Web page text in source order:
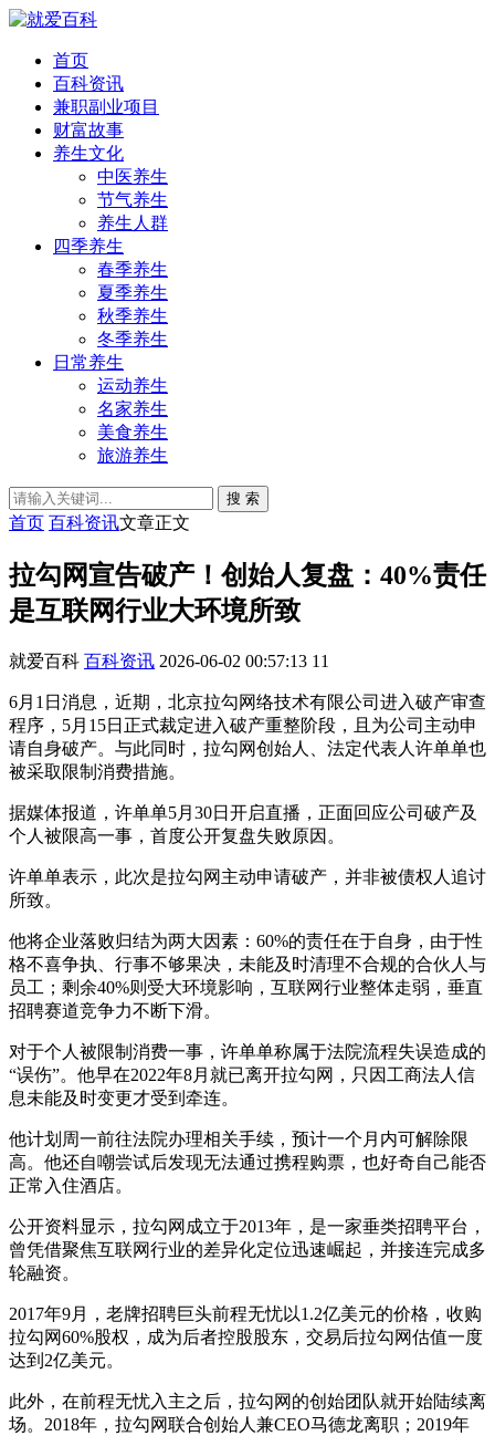
首页
百科资讯
兼职副业项目
财富故事
养生文化
中医养生
节气养生
养生人群
四季养生
春季养生
夏季养生
秋季养生
冬季养生
日常养生
运动养生
名家养生
美食养生
旅游养生
搜 索
首页 百科资讯文章正文
拉勾网宣告破产！创始人复盘：40%责任
是互联网行业大环境所致
就爱百科 百科资讯 2026-06-02 00:57:13 11
6月1日消息，近期，北京拉勾网络技术有限公司进入破产审查
程序，5月15日正式裁定进入破产重整阶段，且为公司主动申
请自身破产。与此同时，拉勾网创始人、法定代表人许单单也
被采取限制消费措施。
据媒体报道，许单单5月30日开启直播，正面回应公司破产及
个人被限高一事，首度公开复盘失败原因。
许单单表示，此次是拉勾网主动申请破产，并非被债权人追讨
所致。
他将企业落败归结为两大因素：60%的责任在于自身，由于性
格不喜争执、行事不够果决，未能及时清理不合规的合伙人与
员工；剩余40%则受大环境影响，互联网行业整体走弱，垂直
招聘赛道竞争力不断下滑。
对于个人被限制消费一事，许单单称属于法院流程失误造成的
“误伤”。他早在2022年8月就已离开拉勾网，只因工商法人信
息未能及时变更才受到牵连。
他计划周一前往法院办理相关手续，预计一个月内可解除限
高。他还自嘲尝试后发现无法通过携程购票，也好奇自己能否
正常入住酒店。
公开资料显示，拉勾网成立于2013年，是一家垂类招聘平台，
曾凭借聚焦互联网行业的差异化定位迅速崛起，并接连完成多
轮融资。
2017年9月，老牌招聘巨头前程无忧以1.2亿美元的价格，收购
拉勾网60%股权，成为后者控股股东，交易后拉勾网估值一度
达到2亿美元。
此外，在前程无忧入主之后，拉勾网的创始团队就开始陆续离
场。2018年，拉勾网联合创始人兼CEO马德龙离职；2019年